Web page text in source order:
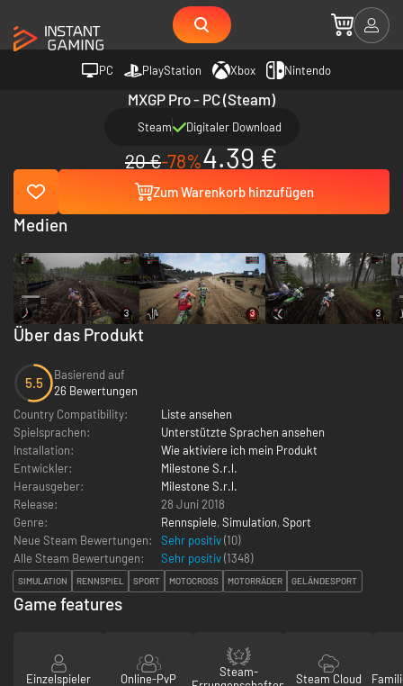
PC PlayStation Xbox Nintendo
MXGP Pro - PC (Steam)
Steam Digitaler Download
20 €-78%4.39 €
Zum Warenkorb hinzufügen
Über das Produkt
5.5
Basierend auf
26 Bewertungen
Country Compatibility:
Liste ansehen
Spielsprachen:
Unterstützte Sprachen ansehen
Installation:
Wie aktiviere ich mein Produkt
Entwickler:
Milestone S.r.l.
Herausgeber:
Milestone S.r.l.
Release:
28 Juni 2018
Genre:
Rennspiele, Simulation, Sport
Neue Steam Bewertungen:
Sehr positiv(10)
Alle Steam Bewertungen:
Sehr positiv(1348)
SIMULATION RENNSPIEL SPORT MOTOCROSS MOTORRÄDER GELÄNDESPORT
Medien
Game features
Einzelspieler Online-PvP
Steam-
Steam Cloud